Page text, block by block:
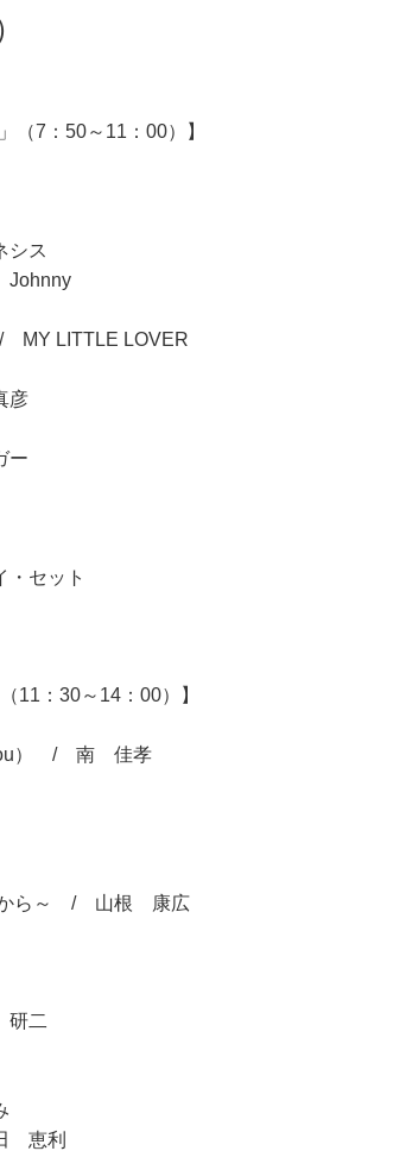
（7：50～11：00）】
ス
LITTLE LOVER
彦
ー
セット
11：30～14：00）】
） / 南 佳孝
から～ / 山根 康広
二
恵利